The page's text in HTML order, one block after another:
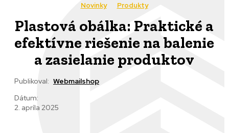
Novinky Produkty
Plastová obálka: Praktické a
efektívne riešenie na balenie
a zasielanie produktov
Publikoval: Webmailshop
Dátum:
2. apríla 2025